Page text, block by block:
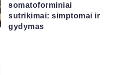
somatoforminiai
sutrikimai: simptomai ir
gydymas